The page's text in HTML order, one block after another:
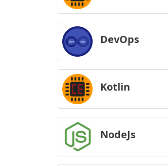
DevOps
Kotlin
NodeJs